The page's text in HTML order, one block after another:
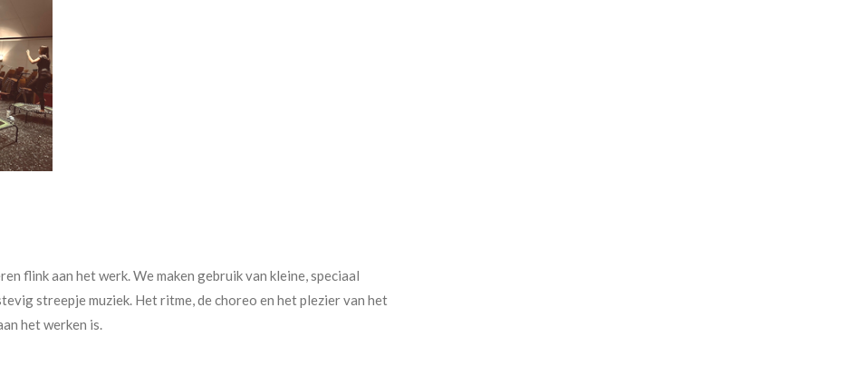
flink aan het werk. We maken gebruik van kleine, speciaal
streepje muziek. Het ritme, de choreo en het plezier van het
het werken is.